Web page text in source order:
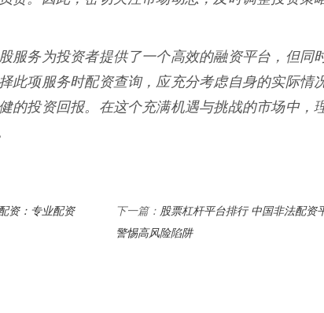
服务为投资者提供了一个高效的融资平台，但同
此项服务时配资查询，应充分考虑自身的实际情
的投资回报。在这个充满机遇与挑战的市场中，
资：专业配资
下一篇： 股票杠杆平台排行 中国非法配资
警惕高风险陷阱